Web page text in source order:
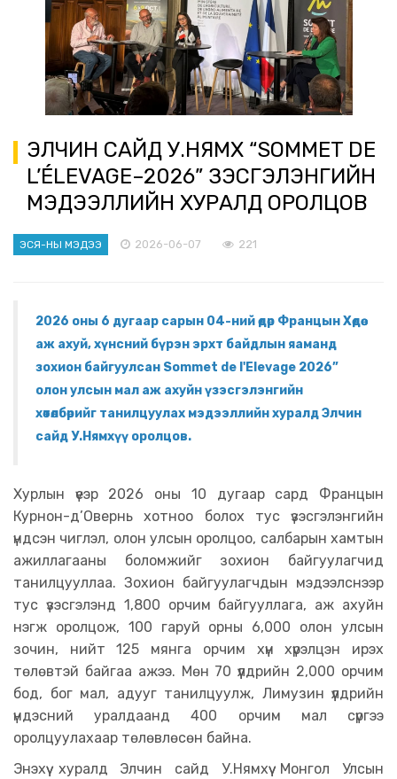
ЭЛЧИН САЙД У.НЯМХҮҮ “SOMMET DE
L’ÉLEVAGE–2026” ҮЗЭСГЭЛЭНГИЙН
МЭДЭЭЛЛИЙН ХУРАЛД ОРОЛЦОВ
ЭСЯ-НЫ МЭДЭЭ 2026-06-07 221
2026 оны 6 дугаар сарын 04-ний өдөр Францын Хөдөө
аж ахуй, хүнсний бүрэн эрхт байдлын яаманд
зохион байгуулсан Sommet de l'Elevage 2026”
олон улсын мал аж ахуйн үзэсгэлэнгийн
хөтөлбөрийг танилцуулах мэдээллийн хуралд Элчин
сайд У.Нямхүү оролцов.
Хурлын үеэр 2026 оны 10 дугаар сард Францын
Курнон-д’Овернь хотноо болох тус үзэсгэлэнгийн
үндсэн чиглэл, олон улсын оролцоо, салбарын хамтын
ажиллагааны боломжийг зохион байгуулагчид
танилцууллаа. Зохион байгуулагчдын мэдээлснээр
тус үзэсгэлэнд 1,800 орчим байгууллага, аж ахуйн
нэгж оролцож, 100 гаруй орны 6,000 олон улсын
зочин, нийт 125 мянга орчим хүн хүрэлцэн ирэх
төлөвтэй байгаа ажээ. Мөн 70 үүлдрийн 2,000 орчим
бод, бог мал, адууг танилцуулж, Лимузин үүлдрийн
үндэсний уралдаанд 400 орчим мал сүргээ
оролцуулахаар төлөвлөсөн байна.
Энэхүү хуралд Элчин сайд У.Нямхүү Монгол Улсын